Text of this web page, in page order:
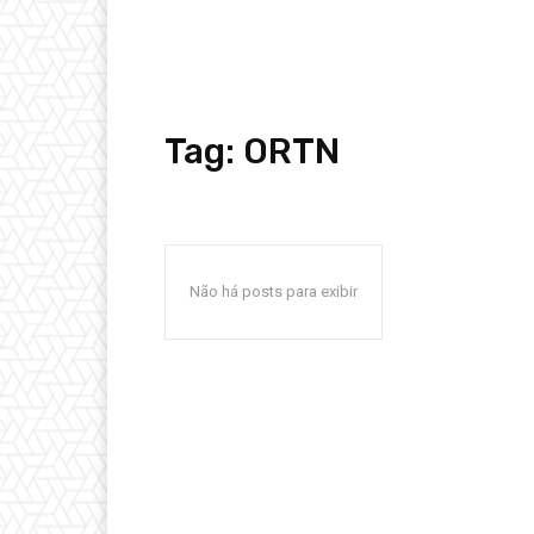
Tag: ORTN
Não há posts para exibir